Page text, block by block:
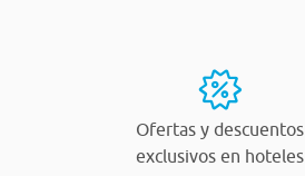
Ofertas y descuentos
exclusivos en hoteles